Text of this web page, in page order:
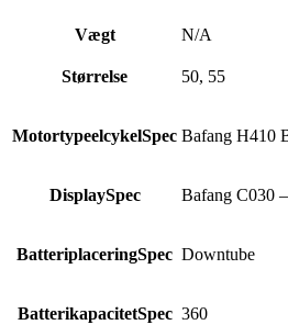
Vægt N/A
Størrelse 50, 55
MotortypeelcykelSpec Bafang H410
DisplaySpec Bafang C030
BatteriplaceringSpec Downtube
BatterikapacitetSpec 360